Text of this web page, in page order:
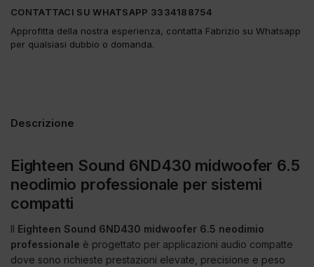
CONTATTACI SU WHATSAPP 3334188754
Approfitta della nostra esperienza, contatta Fabrizio su Whatsapp
per qualsiasi dubbio o domanda.
Descrizione
Eighteen Sound 6ND430 midwoofer 6.5
neodimio professionale per sistemi
compatti
Il Eighteen Sound 6ND430 midwoofer 6.5 neodimio
professionale è progettato per applicazioni audio compatte
dove sono richieste prestazioni elevate, precisione e peso